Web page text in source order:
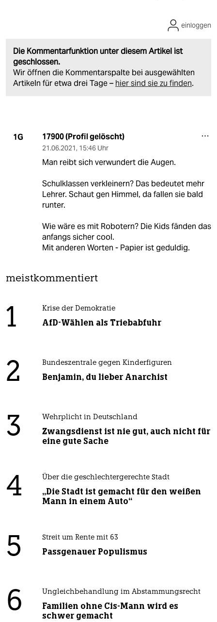
Die Kommentarfunktion unter diesem Artikel ist
geschlossen.
Wir öffnen die Kommentarspalte bei ausgewählten
Artikeln für etwa drei Tage – hier sind sie zu finden.
einloggen
1G 17900 (Profil gelöscht)
21.06.2021, 15:46 Uhr
Man reibt sich verwundert die Augen.
Schulklassen verkleinern? Das bedeutet mehr
Lehrer. Schaut gen Himmel, da fallen sie bald
runter.
Wie wäre es mit Robotern? Die Kids fänden das
anfangs sicher cool.
Mit anderen Worten - Papier ist geduldig.
meistkommentiert
1 Krise der Demokratie
AfD-Wählen als Triebabfuhr
2 Bundeszentrale gegen Kinderfiguren
Benjamin, du lieber Anarchist
3 Wehrplicht in Deutschland
Zwangsdienst ist nie gut, auch nicht für
eine gute Sache
4 Über die geschlechtergerechte Stadt
„Die Stadt ist gemacht für den weißen
Mann in einem Auto“
5 Streit um Rente mit 63
Passgenauer Populismus
6 Ungleichbehandlung im Abstammungsrecht
Familien ohne Cis-Mann wird es
schwer gemacht